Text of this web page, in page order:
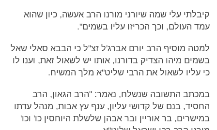
קיבלתי עלי שמה שיורני מורנו הרב אעשה, כיון שהוא
עמד העולם, וכך הכריזו עליו בשמים".
למטה מוסיף הרב יורם אברג'ל זצ"ל כי הבבא סאלי שאל
בשמים מיהו הצדיק בדורנו, אותו יש לשאול זאת, וענו לו
כי עליו לשאול את הרבי שליט"א מלך המשיח.
במכתב התשובה שנשלח, נאמר: "הרב הגאון, הרב
החסיד, בנם של קדושי עליון, ענף עץ אבות, מנהל עדתו
במישרים, בר אוריין ובר אבהן שלשלת היוחסין כו' וכו'